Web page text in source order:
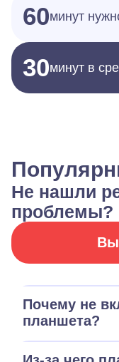
60минут
30минут в
Не нашли
проблемы?
Почему не
планшета?